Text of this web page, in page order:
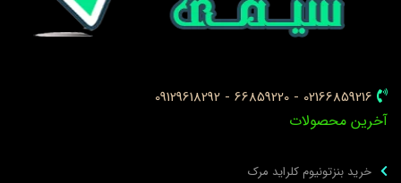
02166859216 - 66859220 - 09129618292
محصولات
خرید بنزتونیوم کلراید مرک